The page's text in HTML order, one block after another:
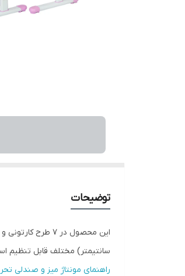
توضیحات
سانتیمتر) مختلف قابل تنظیم است، دارای
راهنمای مونتاژ میز و صندلی